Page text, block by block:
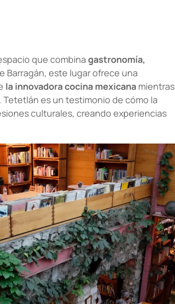
que combina gastronomía,
Barragán, este lugar ofrece una
la innovadora cocina mexicana mientras
. Tetetlán es un testimonio de cómo la
culturales, creando experiencias